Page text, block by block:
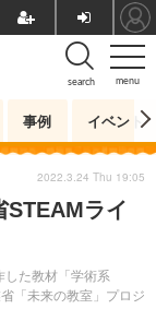
menu
search
事例 イベント
ライ
た教材「学術系
「未来の教室」プロジ
2022.3.24 Thu 19:05